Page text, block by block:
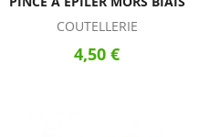
COUTELLERIE
4,50 €